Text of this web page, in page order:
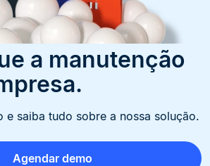
a manutenção
e saiba tudo sobre a nossa solução.
Agendar demo